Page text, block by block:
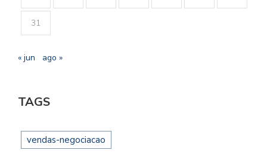
31
« jun ago »
TAGS
vendas-negociacao